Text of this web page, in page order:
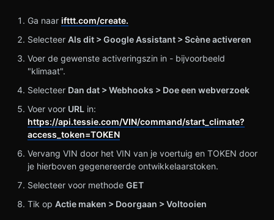
Ga naar ifttt.com/create.
Selecteer Als dit > Google Assistant > Scène activeren
Voer de gewenste activeringszin in - bijvoorbeeld
"klimaat".
Selecteer Dan dat > Webhooks > Doe een webverzoek
Voer voor URL in:
https://api.tessie.com/VIN/command/start_climate?
access_token=TOKEN
Vervang VIN door het VIN van je voertuig en TOKEN door
je hierboven gegenereerde ontwikkelaarstoken.
Selecteer voor methode GET
Tik op Actie maken > Doorgaan > Voltooien